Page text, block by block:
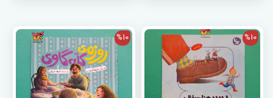
%10
%10